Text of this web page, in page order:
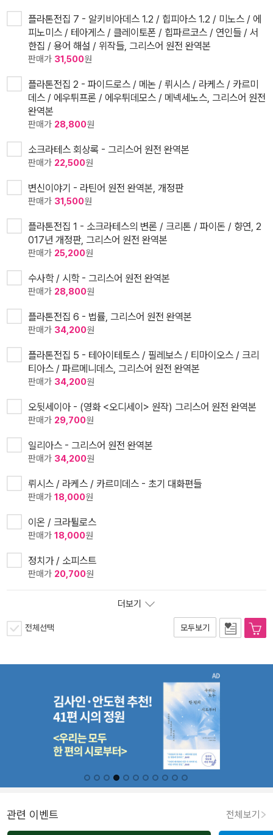
플라톤전집 7 - 알키비아데스 1.2 / 힙피아스 1.2 / 미노스 / 에
피노미스 / 테아게스 / 클레이토폰 / 힙파르코스 / 연인들 / 서
한집 / 용어 해설 / 위작들, 그리스어 원전 완역본
판매가 31,500원
플라톤전집 2 - 파이드로스 / 메논 / 뤼시스 / 라케스 / 카르미
데스 / 에우튀프론 / 에우튀데모스 / 메넥세노스, 그리스어 원전
완역본
판매가 28,800원
소크라테스 회상록 - 그리스어 원전 완역본
판매가 22,500원
변신이야기 - 라틴어 원전 완역본, 개정판
판매가 31,500원
플라톤전집 1 - 소크라테스의 변론 / 크리톤 / 파이돈 / 향연, 2
017년 개정판, 그리스어 원전 완역본
판매가 25,200원
수사학 / 시학 - 그리스어 원전 완역본
판매가 28,800원
플라톤전집 6 - 법률, 그리스어 원전 완역본
판매가 34,200원
플라톤전집 5 - 테아이테토스 / 필레보스 / 티마이오스 / 크리
티아스 / 파르메니데스, 그리스어 원전 완역본
판매가 34,200원
오뒷세이아 - (영화 <오디세이> 원작) 그리스어 원전 완역본
판매가 29,700원
일리아스 - 그리스어 원전 완역본
판매가 34,200원
뤼시스 / 라케스 / 카르미데스 - 초기 대화편들
판매가 18,000원
이온 / 크라튈로스
판매가 18,000원
정치가 / 소피스트
판매가 20,700원
더보기
전체선택 모두보기
관련 이벤트 전체보기